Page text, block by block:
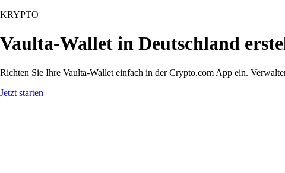
KRYPTO
Vaulta-Wallet in Deutschland
Richten Sie Ihre Vaulta-Wallet einfach in der Crypto.com App ein.
Jetzt starten